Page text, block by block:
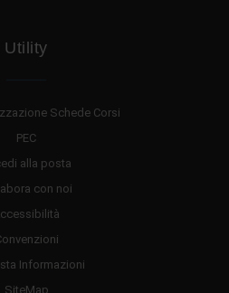
Utility
Schede Corsi
PEC
alla posta
con noi
Informazioni
SiteMap